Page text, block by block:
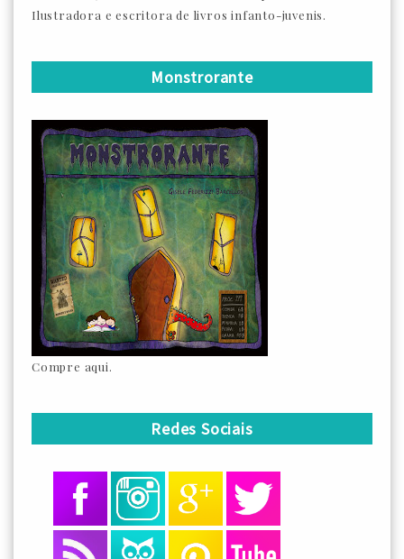
Ilustradora e escritora de livros infanto-juvenis.
Monstrorante
Compre aqui.
Redes Sociais